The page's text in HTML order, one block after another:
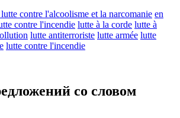
contre l'alcoolisme et la narcomanie en
contre l'incendie lutte à la corde lutte à
lutte antiterroriste lutte armée lutte
lutte contre l'incendie
со словом